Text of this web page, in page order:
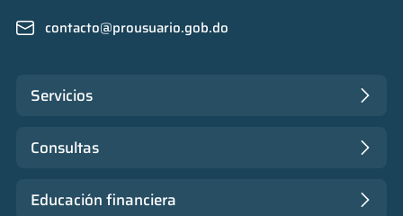
contacto@prousuario.gob.do
Servicios
Consultas
Educación financiera